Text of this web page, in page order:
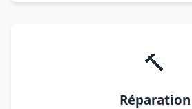
🔨
Réparation